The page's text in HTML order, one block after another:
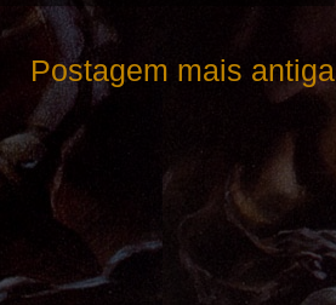
Postagem mais antiga